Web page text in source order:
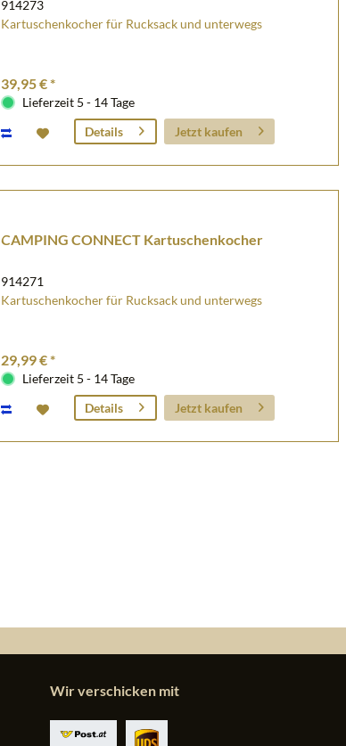
914273
Kartuschenkocher für Rucksack und unterwegs
39,95 € *
Lieferzeit 5 - 14 Tage
Details
Jetzt kaufen
CAMPING CONNECT Kartuschenkocher
914271
Kartuschenkocher für Rucksack und unterwegs
29,99 € *
Lieferzeit 5 - 14 Tage
Details
Jetzt kaufen
Wir verschicken mit